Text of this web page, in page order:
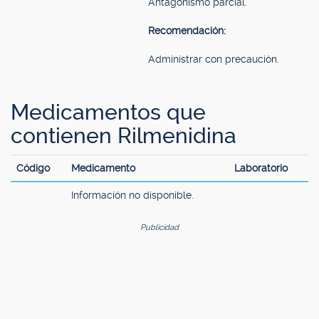
Recomendación:
Administrar con precaución.
Medicamentos que
contienen Rilmenidina
Código Medicamento Laboratorio
Información no disponible.
Publicidad